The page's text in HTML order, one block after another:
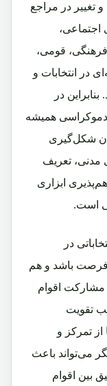
تغییر در مراجع
قومی،
در انتخابات و
در
دموکراسی همیشه
شکل‌گیری
مدنی، تعریف
ابزاری
است.
در
فرصت باشد و هم
اقوام
تقویت
تمرکز و
می‌تواند باعث
بین اقوام